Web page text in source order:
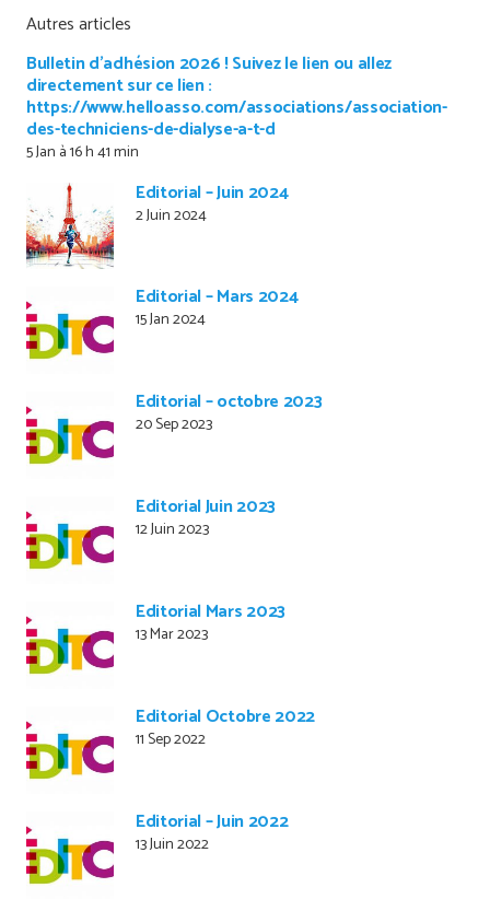
Autres articles
Bulletin d’adhésion 2026 ! Suivez le lien ou allez
directement sur ce lien :
https://www.helloasso.com/associations/association-
des-techniciens-de-dialyse-a-t-d
5 Jan à 16 h 41 min
Editorial – Juin 2024
2 Juin 2024
Editorial – Mars 2024
15 Jan 2024
Editorial – octobre 2023
20 Sep 2023
Editorial Juin 2023
12 Juin 2023
Editorial Mars 2023
13 Mar 2023
Editorial Octobre 2022
11 Sep 2022
Editorial – Juin 2022
13 Juin 2022